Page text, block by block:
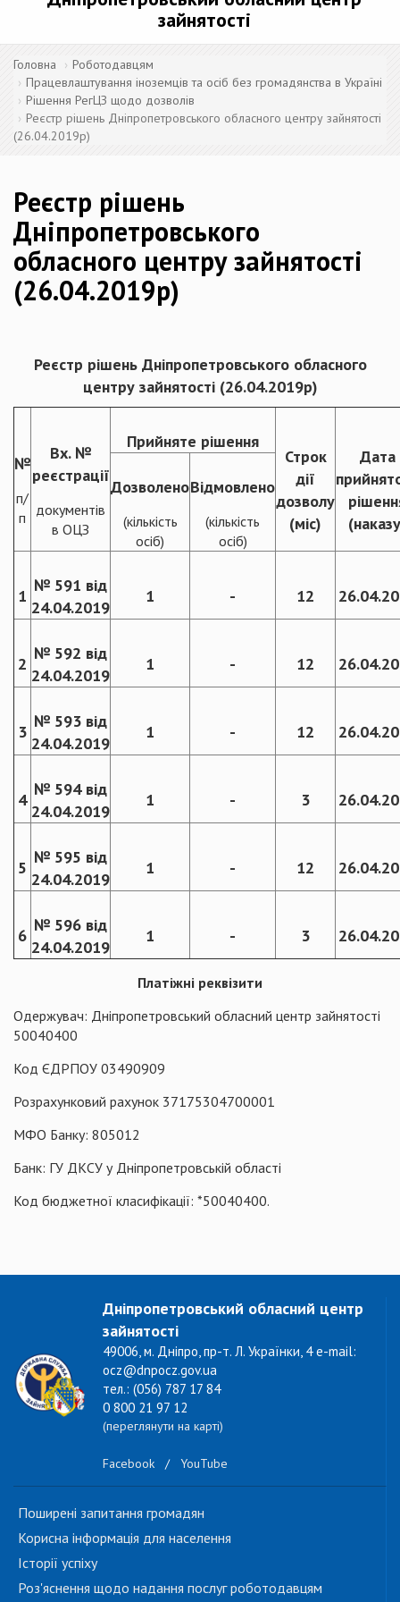
зайнятості
Головна
Роботодавцям
Працевлаштування іноземців та осіб без громадянства в Україні
Рішення РегЦЗ щодо дозволів
Реєстр рішень Дніпропетровського обласного центру зайнятості
(26.04.2019р)
Реєстр рішень
Дніпропетровського
обласного центру зайнятості
(26.04.2019р)
Реєстр рішень Дніпропетровського обласного
центру зайнятості (26.04.2019р)
№
п/
п
Вх. №
реєстрації
документів
в ОЦЗ
Прийняте рішення
Строк
дії
дозволу
(міс)
Дата
Дозволено
(кількість
осіб)
Відмовлено
(кількість
осіб)
1
№ 591 від
24.04.2019
1 - 12
2
№ 592 від
24.04.2019
1 - 12
3
№ 593 від
24.04.2019
1 - 12
4
№ 594 від
24.04.2019
1 - 3
5
№ 595 від
24.04.2019
1 - 12
6
№ 596 від
24.04.2019
1 - 3
Платіжні реквізити
Одержувач: Дніпропетровський обласний центр зайнятості
50040400
Код ЄДРПОУ 03490909
Розрахунковий рахунок 37175304700001
МФО Банку: 805012
Банк: ГУ ДКСУ у Дніпропетровській області
Код бюджетної класифікації: *50040400.
Дніпропетровський обласний центр
зайнятості
49006, м. Дніпро, пр-т. Л. Українки, 4 e-mail:
ocz@dnpocz.gov.ua
тел.: (056) 787 17 84
0 800 21 97 12
(переглянути на карті)
Facebook / YouTube
Поширені запитання громадян
Корисна інформація для населення
Історії успіху
Роз'яснення щодо надання послуг роботодавцям